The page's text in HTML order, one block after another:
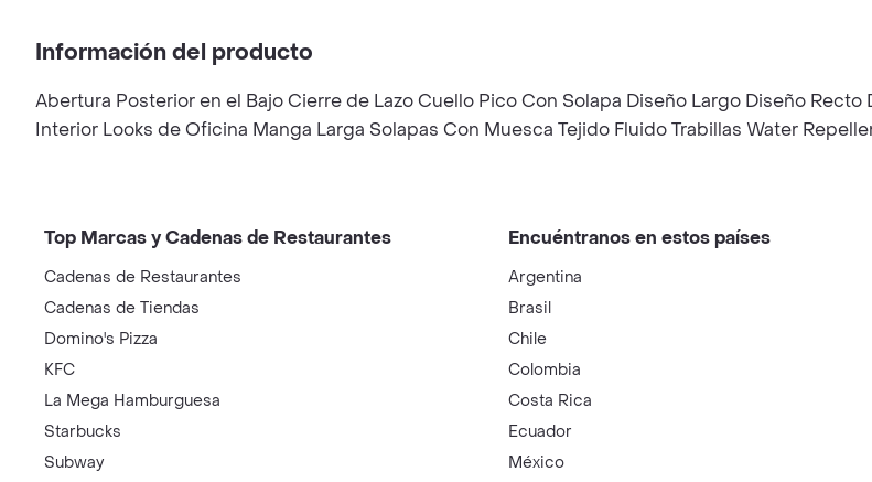
Información del producto
Abertura Posterior en el Bajo Cierre de Lazo Cuello Pico Con Solapa Diseño Largo Diseño
Interior Looks de Oficina Manga Larga Solapas Con Muesca Tejido Fluido Trabillas Water
Top Marcas y Cadenas de Restaurantes
Cadenas de Restaurantes
Cadenas de Tiendas
Domino's Pizza
KFC
La Mega Hamburguesa
Starbucks
Subway
Encuéntranos en estos países
Argentina
Brasil
Chile
Colombia
Costa Rica
Ecuador
México